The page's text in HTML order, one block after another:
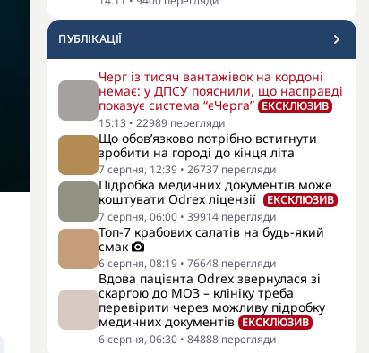
ПУБЛІКАЦІЇ
Черг із тисяч вантажівок на кордоні
немає: у ДПСУ пояснили, що насправді
показує система “єЧерга” ЕКСКЛЮЗИВ
15:13 • 22989 перегляди
Що обов’язково потрібно встигнути
зробити на городі до кінця літа
7 серпня, 12:39 • 26737 перегляди
Підробка медичних документів може
коштувати Odrex ліцензії
ЕКСКЛЮЗИВ
7 серпня, 06:00 • 39914 перегляди
Топ-7 крабових салатів на будь-який
смак
6 серпня, 08:19 • 76648 перегляди
Вдова пацієнта Odrex звернулася зі
скаргою до МОЗ – клініку треба
перевірити через можливу підробку
медичних документів ЕКСКЛЮЗИВ
6 серпня, 06:30 • 84888 перегляди